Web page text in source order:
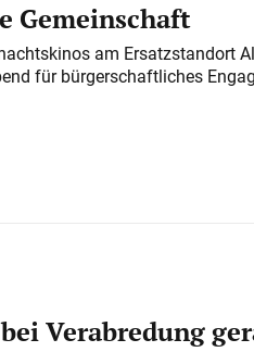
Gemeinschaft
am Ersatzstandort
für bürgerschaftliches
Verabredung